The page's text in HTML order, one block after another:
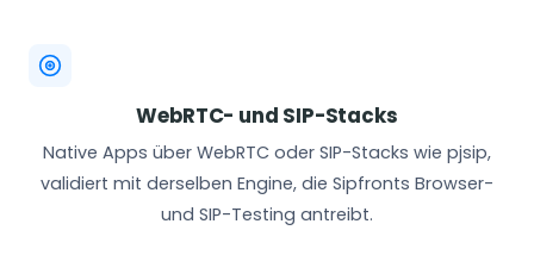
WebRTC- und SIP-Stacks
Native Apps über WebRTC oder SIP-Stacks wie pjsip,
validiert mit derselben Engine, die Sipfronts Browser-
und SIP-Testing antreibt.